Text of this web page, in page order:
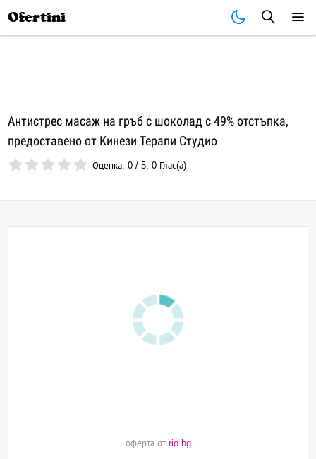
Ofertini
Антистрес масаж на гръб с шоколад с 49% отстъпка,
предоставено от Кинези Терапи Студио
Оценка:0 /5,0 Глас(а)
оферта от rio.bg